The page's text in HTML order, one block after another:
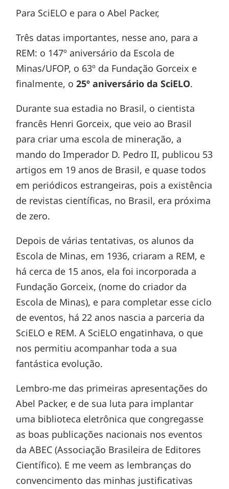
Para SciELO e para o Abel Packer,
Três datas importantes, nesse ano, para a
REM: o 147º aniversário da Escola de
Minas/UFOP, o 63º da Fundação Gorceix e
finalmente, o25º aniversário da SciELO.
Durante sua estadia no Brasil, o cientista
francês Henri Gorceix, que veio ao Brasil
para criar uma escola de mineração, a
mando do Imperador D. Pedro II, publicou 53
artigos em 19 anos de Brasil, e quase todos
em periódicos estrangeiras, pois a existência
de revistas científicas, no Brasil, era próxima
de zero.
Depois de várias tentativas, os alunos da
Escola de Minas, em 1936, criaram a REM, e
há cerca de 15 anos, ela foi incorporada a
Fundação Gorceix, (nome do criador da
Escola de Minas), e para completar esse ciclo
de eventos, há 22 anos nascia a parceria da
SciELO e REM. A SciELO engatinhava, o que
nos permitiu acompanhar toda a sua
fantástica evolução.
Lembro-me das primeiras apresentações do
Abel Packer, e de sua luta para implantar
uma biblioteca eletrônica que congregasse
as boas publicações nacionais nos eventos
da ABEC (Associação Brasileira de Editores
Científico). E me veem as lembranças do
convencimento das minhas justificativas